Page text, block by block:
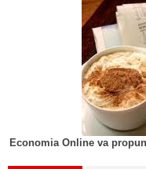
Economia Online va